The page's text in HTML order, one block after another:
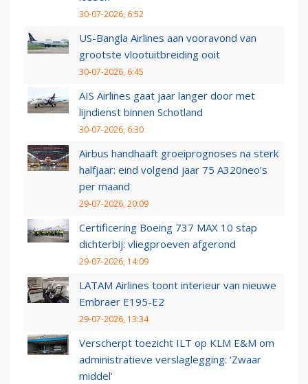
30-07-2026, 6:52
US-Bangla Airlines aan vooravond van
grootste vlootuitbreiding ooit
30-07-2026, 6:45
AIS Airlines gaat jaar langer door met
lijndienst binnen Schotland
30-07-2026, 6:30
Airbus handhaaft groeiprognoses na sterk
halfjaar: eind volgend jaar 75 A320neo’s
per maand
29-07-2026, 20:09
Certificering Boeing 737 MAX 10 stap
dichterbij: vliegproeven afgerond
29-07-2026, 14:09
LATAM Airlines toont interieur van nieuwe
Embraer E195-E2
29-07-2026, 13:34
Verscherpt toezicht ILT op KLM E&M om
administratieve verslaglegging: ‘Zwaar
middel’